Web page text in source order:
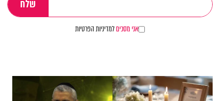
אני מסכיםלמדיניות הפרטיות